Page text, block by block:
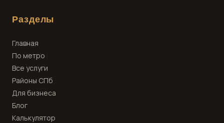
Разделы
Главная
По метро
Все услуги
Районы СПб
Для бизнеса
Блог
Калькулятор